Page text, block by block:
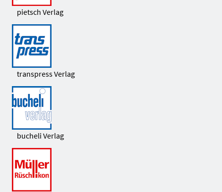
pietsch Verlag
transpress Verlag
bucheli Verlag